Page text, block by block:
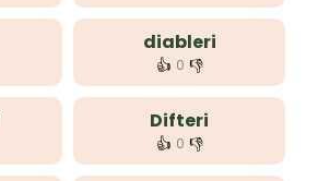
diableri
👍 0 👎
Difteri
👍 0 👎